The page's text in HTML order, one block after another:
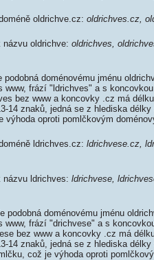
oldrichve.cz: oldrichves.cz,
oldrichve: oldrichves,
podobná doménovému jménu
frází "ldrichves" a s
bez www a koncovky .cz má
14 znaků, jedná se z hlediska
výhoda oproti pomlčkovým
ldrichves.cz: ldrichvese.cz,
ldrichves: ldrichvese,
podobná doménovému jménu
frází "drichvese" a s
bez www a koncovky .cz má
14 znaků, jedná se z hlediska
což je výhoda oproti